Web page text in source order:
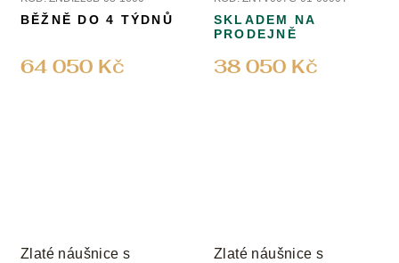
64 050 Kč
BĚŽNĚ DO 4 TÝDNŮ
38 050 Kč
SKLADEM NA
PRODEJNĚ
Zlaté náušnice s
Zlaté náušnice s